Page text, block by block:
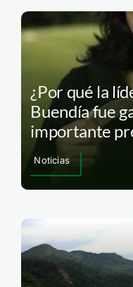
¿Por qué la
Buendía fue
importante
Noticias